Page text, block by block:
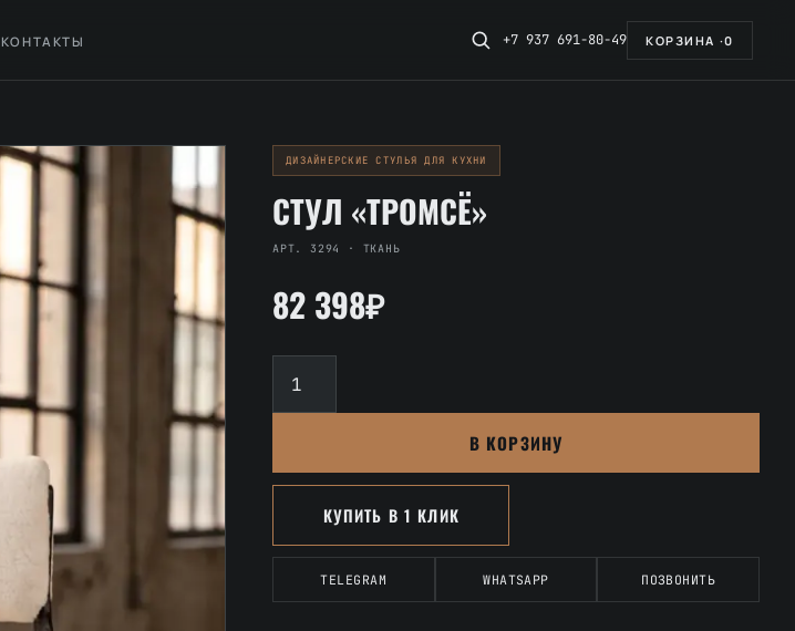
КОНТАКТЫ +7 937 691-80-49 КОРЗИНА ·0
ДИЗАЙНЕРСКИЕ СТУЛЬЯ ДЛЯ КУХНИ
СТУЛ «ТРОМСЁ»
АРТ. 3294 · ТКАНЬ
82 398₽
товара
В КОРЗИНУ
КУПИТЬ В 1 КЛИК
TELEGRAM WHATSAPP ПОЗВОНИТЬ